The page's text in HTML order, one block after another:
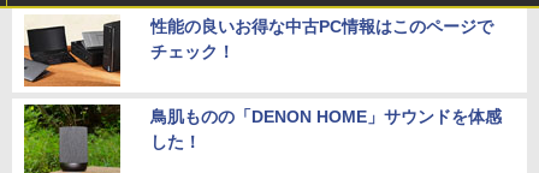
性能の良いお得な中古PC情報はこのページで
チェック！
鳥肌ものの「DENON HOME」サウンドを体感
した！